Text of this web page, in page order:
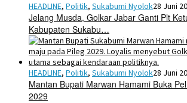
HEADLINE, Politik, Sukabumi Nyolok28 Juni
Jelang Musda, Golkar Jabar Ganti Plt
Kabupaten Sukabu…
HEADLINE, Politik, Sukabumi Nyolok28 Juni
Mantan Bupati Marwan Hamami Buka
2029